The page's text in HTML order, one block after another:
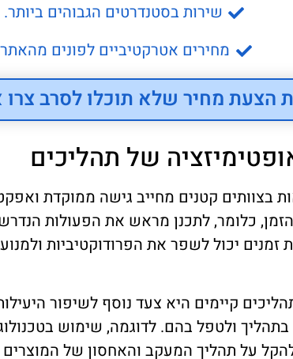
שירות בסטנדרטים הגבוהים ביותר.
מחירים אטרקטיביים לפונים
הצעת מחיר שלא תוכלו לסרב צרו
של תהליכים
בצוותים קטנים מחייב גישה ממוקדת
כלומר, לתכנן מראש את הפעולות
זמנים יכול לשפר את הפרודוקטיביות
קיימים היא צעד נוסף לשיפור
ולטפל בהם. לדוגמה, שימוש
להקל על תהליך המעקב והאחסון של